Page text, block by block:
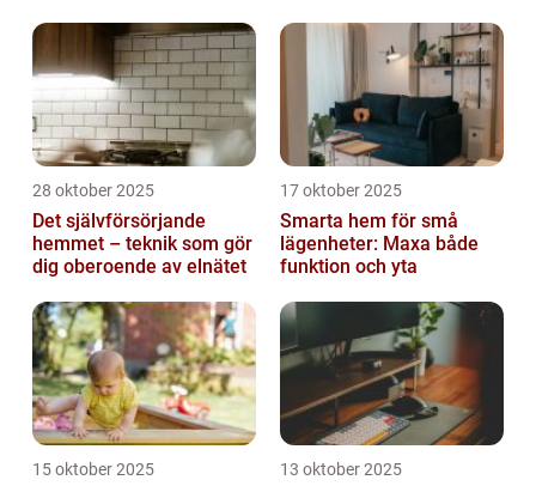
28 oktober 2025
Det självförsörjande
hemmet – teknik som gör
dig oberoende av elnätet
17 oktober 2025
Smarta hem för små
lägenheter: Maxa både
funktion och yta
15 oktober 2025 13 oktober 2025